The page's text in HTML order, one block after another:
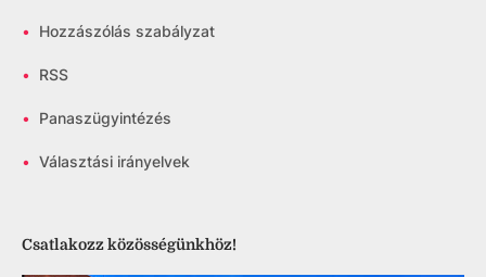
• Hozzászólás szabályzat
• RSS
• Panaszügyintézés
• Választási irányelvek
Csatlakozz közösségünkhöz!